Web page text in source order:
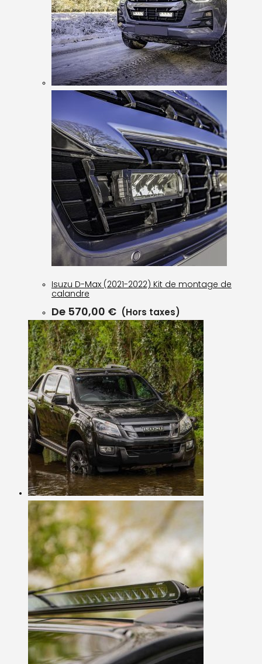
Isuzu D-Max (2021-2022) Kit de montage de
calandre
De 570,00 € (Hors taxes)